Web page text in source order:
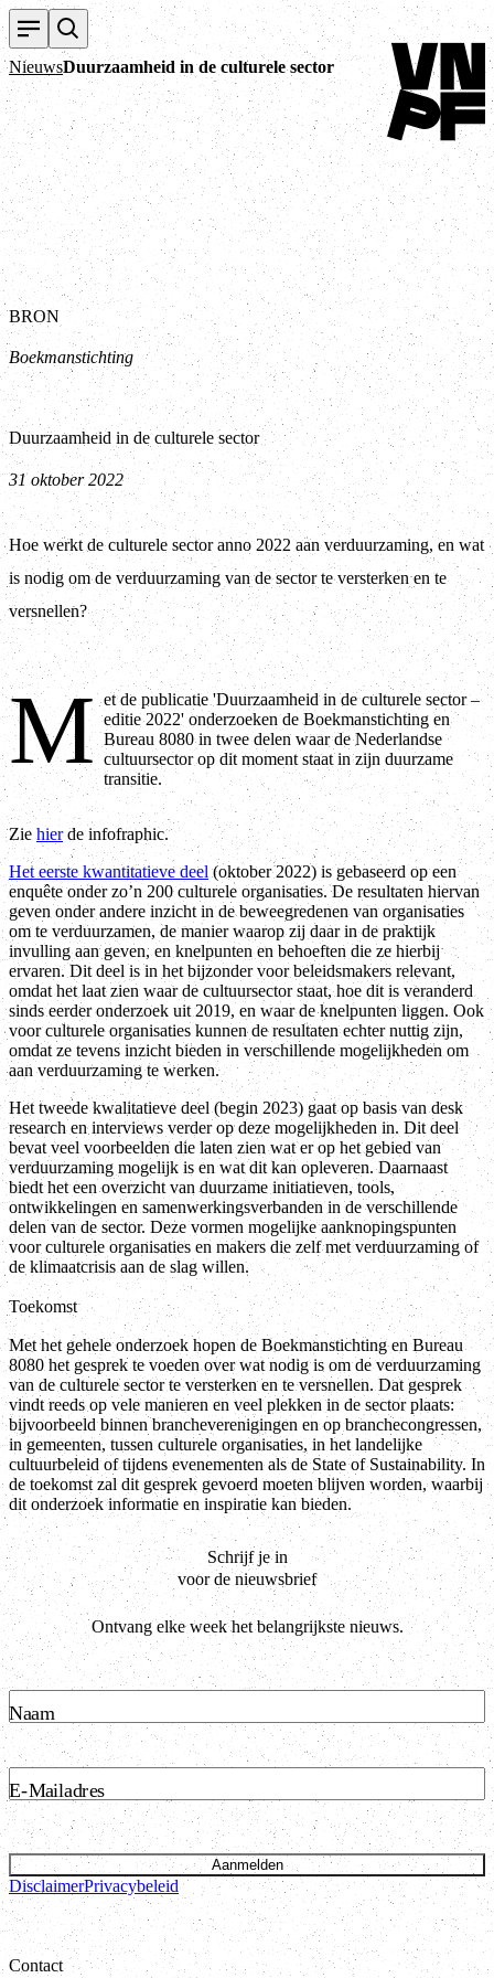
NieuwsDuurzaamheid in de culturele sector
Terug naar
BRON
Boekmanstichting
Duurzaamheid in de culturele sector
31 oktober 2022
Hoe werkt de culturele sector anno 2022 aan verduurzaming, en wat
is nodig om de verduurzaming van de sector te versterken en te
versnellen?
M et de publicatie 'Duurzaamheid in de culturele sector –
editie 2022' onderzoeken de Boekmanstichting en
Bureau 8080 in twee delen waar de Nederlandse
cultuursector op dit moment staat in zijn duurzame
transitie.
Zie hierde infofraphic.
Het eerste kwantitatieve deel (oktober 2022) is gebaseerd op een
enquête onder zo’n 200 culturele organisaties. De resultaten hiervan
geven onder andere inzicht in de beweegredenen van organisaties
om te verduurzamen, de manier waarop zij daar in de praktijk
invulling aan geven, en knelpunten en behoeften die ze hierbij
ervaren. Dit deel is in het bijzonder voor beleidsmakers relevant,
omdat het laat zien waar de cultuursector staat, hoe dit is veranderd
sinds eerder onderzoek uit 2019, en waar de knelpunten liggen. Ook
voor culturele organisaties kunnen de resultaten echter nuttig zijn,
omdat ze tevens inzicht bieden in verschillende mogelijkheden om
aan verduurzaming te werken.
Het tweede kwalitatieve deel (begin 2023) gaat op basis van desk
research en interviews verder op deze mogelijkheden in. Dit deel
bevat veel voorbeelden die laten zien wat er op het gebied van
verduurzaming mogelijk is en wat dit kan opleveren. Daarnaast
biedt het een overzicht van duurzame initiatieven, tools,
ontwikkelingen en samenwerkingsverbanden in de verschillende
delen van de sector. Deze vormen mogelijke aanknopingspunten
voor culturele organisaties en makers die zelf met verduurzaming of
de klimaatcrisis aan de slag willen.
Toekomst
Met het gehele onderzoek hopen de Boekmanstichting en Bureau
8080 het gesprek te voeden over wat nodig is om de verduurzaming
van de culturele sector te versterken en te versnellen. Dat gesprek
vindt reeds op vele manieren en veel plekken in de sector plaats:
bijvoorbeeld binnen brancheverenigingen en op branchecongressen,
in gemeenten, tussen culturele organisaties, in het landelijke
cultuurbeleid of tijdens evenementen als de State of Sustainability. In
de toekomst zal dit gesprek gevoerd moeten blijven worden, waarbij
dit onderzoek informatie en inspiratie kan bieden.
Schrijf je in
voor de nieuwsbrief
Ontvang elke week het belangrijkste nieuws.
Naam
E-Mailadres
Aanmelden
DisclaimerPrivacybeleid
Contact